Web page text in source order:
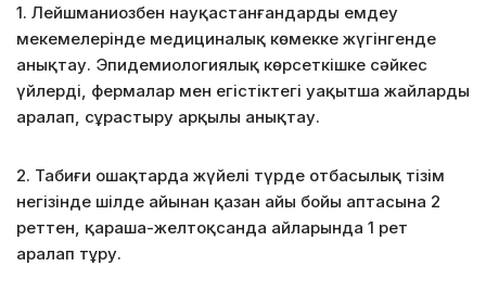
1. Лейшманиозбен науқастанғандарды емдеу
мекемелерінде медициналық көмекке жүгінгенде
анықтау. Эпидемиологиялық көрсеткішке сәйкес
үйлерді, фермалар мен егістіктегі уақытша жайларды
аралап, сұрастыру арқылы анықтау.
2. Табиғи ошақтарда жүйелі түрде отбасылық тізім
негізінде шілде айынан қазан айы бойы аптасына 2
реттен, қараша-желтоқсанда айларында 1 рет
аралап тұру.